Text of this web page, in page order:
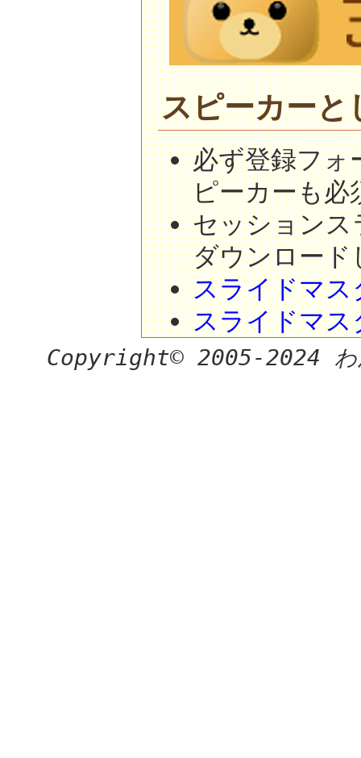
スピーカーと
必ず登録フォ
ピーカーも必
セッションス
ダウンロード
スライドマ
スライドマ
Copyright© 2005-2024